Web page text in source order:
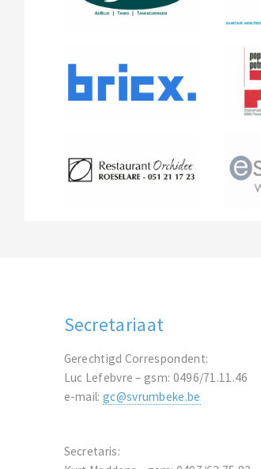
Secretariaat
Gerechtigd Correspondent:
Luc Lefebvre – gsm: 0496/71.11.46
e-mail: gc@svrumbeke.be
Secretaris: